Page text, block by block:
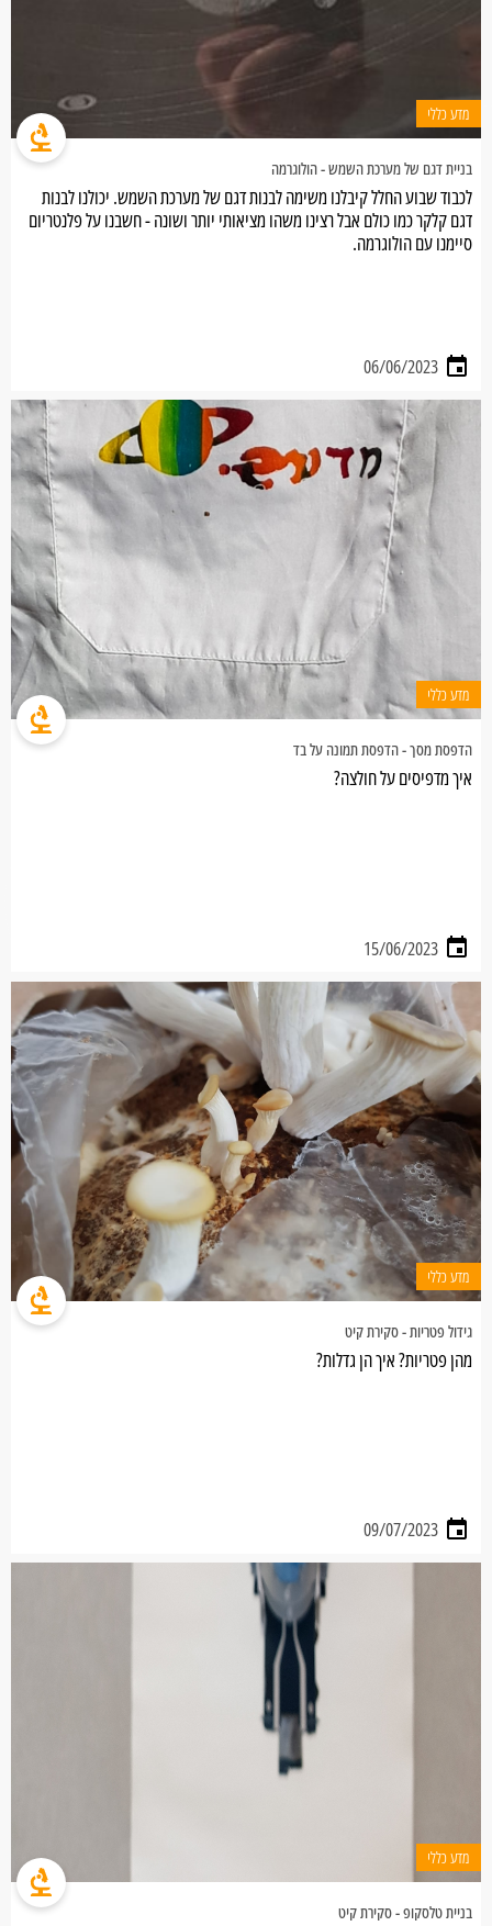
מדע כללי
בניית דגם של מערכת השמש - הולוגרמה
לכבוד שבוע החלל קיבלנו משימה לבנות דגם של מערכת השמש. יכולנו לבנות
דגם קלקר כמו כולם אבל רצינו משהו מציאותי יותר ושונה - חשבנו על פלנטריום
סיימנו עם הולוגרמה.
06/06/2023
מדע כללי
הדפסת מסך - הדפסת תמונה על בד
איך מדפיסים על חולצה?
15/06/2023
מדע כללי
גידול פטריות - סקירת קיט
מהן פטריות? איך הן גדלות?
09/07/2023
מדע כללי
בניית טלסקופ - סקירת קיט